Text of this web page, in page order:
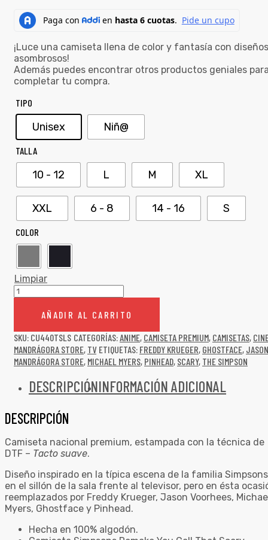
¡Luce una camiseta llena de color y fantasía con diseños
asombrosos!
Además puedes encontrar otros productos geniales
completar tu compra.
TIPO
Unisex Niñ@
TALLA
10 - 12 L M XL
XXL 6 - 8 14 - 16 S
COLOR
Limpiar
AÑADIR AL CARRITO
SKU: CU440TSLS CATEGORÍAS:ANIME, CAMISETA PREMIUM, CAMISETAS,
MANDRÁGORA STORE, TV ETIQUETAS: FREDDY KRUEGER, GHOSTFACE, JASON
MANDRÁGORA STORE, MICHAEL MYERS, PINHEAD, SCARY, THE SIMPSON
DESCRIPCIÓNINFORMACIÓN ADICIONAL
DESCRIPCIÓN
Camiseta nacional premium, estampada con la técnica de
DTF – Tacto suave.
Diseño inspirado en la típica escena de la familia Simpsons
en el sillón de la sala frente al televisor, pero en ésta
reemplazados por Freddy Krueger, Jason Voorhees,
Myers, Ghostface y Pinhead.
Hecha en 100% algodón.